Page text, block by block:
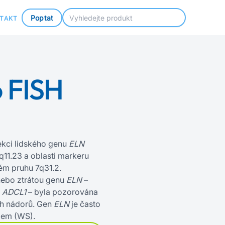
Poptat
lidského genu ELN
a oblasti markeru
pruhu 7q31.2.
ztrátou genu ELN–
ADCL1– byla pozorována
nádorů. Gen ELNje často
(WS).